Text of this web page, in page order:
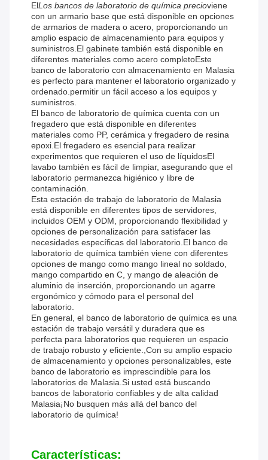
ElLos bancos de laboratorio de química precioviene
con un armario base que está disponible en opciones
de armarios de madera o acero, proporcionando un
amplio espacio de almacenamiento para equipos y
suministros.El gabinete también está disponible en
diferentes materiales como acero completoEste
banco de laboratorio con almacenamiento en Malasia
es perfecto para mantener el laboratorio organizado y
ordenado.permitir un fácil acceso a los equipos y
suministros.
El banco de laboratorio de química cuenta con un
fregadero que está disponible en diferentes
materiales como PP, cerámica y fregadero de resina
epoxi.El fregadero es esencial para realizar
experimentos que requieren el uso de líquidosEl
lavabo también es fácil de limpiar, asegurando que el
laboratorio permanezca higiénico y libre de
contaminación.
Esta estación de trabajo de laboratorio de Malasia
está disponible en diferentes tipos de servidores,
incluidos OEM y ODM, proporcionando flexibilidad y
opciones de personalización para satisfacer las
necesidades específicas del laboratorio.El banco de
laboratorio de química también viene con diferentes
opciones de mango como mango lineal no soldado,
mango compartido en C, y mango de aleación de
aluminio de inserción, proporcionando un agarre
ergonómico y cómodo para el personal del
laboratorio.
En general, el banco de laboratorio de química es una
estación de trabajo versátil y duradera que es
perfecta para laboratorios que requieren un espacio
de trabajo robusto y eficiente.,Con su amplio espacio
de almacenamiento y opciones personalizables, este
banco de laboratorio es imprescindible para los
laboratorios de Malasia.Si usted está buscando
bancos de laboratorio confiables y de alta calidad
Malasia¡No busquen más allá del banco del
laboratorio de química!
Características: